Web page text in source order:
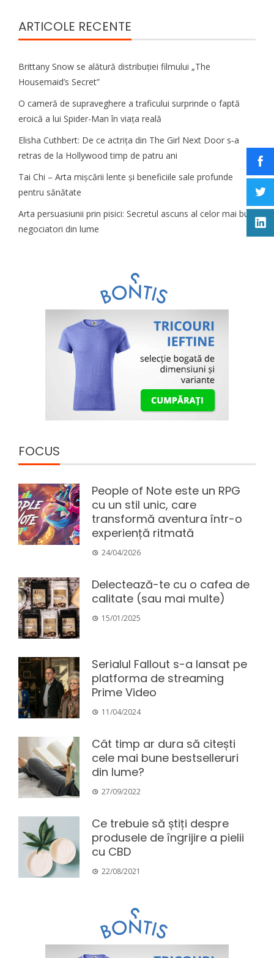
ARTICOLE RECENTE
Brittany Snow se alătură distribuției filmului „The
Housemaid’s Secret”
O cameră de supraveghere a traficului surprinde o faptă
eroică a lui Spider-Man în viața reală
Elisha Cuthbert: De ce actrița din The Girl Next Door s‑a
retras de la Hollywood timp de patru ani
Tai Chi – Arta mișcării lente și beneficiile sale profunde
pentru sănătate
Arta persuasiunii prin pisici: Secretul ascuns al celor mai buni
negociatori din lume
FOCUS
People of Note este un RPG
cu un stil unic, care
transformă aventura într-o
experiență ritmată
24/04/2026
Delectează-te cu o cafea de
calitate (sau mai multe)
15/01/2025
Serialul Fallout s-a lansat pe
platforma de streaming
Prime Video
11/04/2024
Cât timp ar dura să citești
cele mai bune bestselleruri
din lume?
27/09/2022
Ce trebuie să știți despre
produsele de îngrijire a pielii
cu CBD
22/08/2021